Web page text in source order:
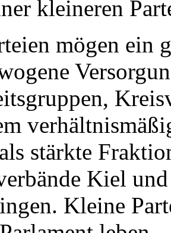
kleineren
mögen ein
stärkte
Kiel
Kleine